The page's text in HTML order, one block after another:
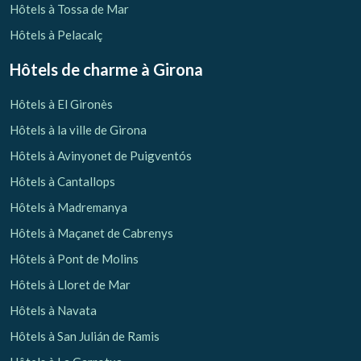
Hôtels à Tossa de Mar
Hôtels à Pelacalç
Hôtels de charme à Girona
Hôtels à El Gironès
Hôtels à la ville de Girona
Hôtels à Avinyonet de Puigventós
Hôtels à Cantallops
Hôtels à Madremanya
Hôtels à Maçanet de Cabrenys
Hôtels à Pont de Molins
Hôtels à Lloret de Mar
Hôtels à Navata
Hôtels à San Julián de Ramis